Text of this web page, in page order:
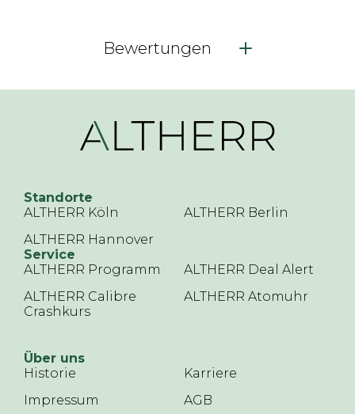
Bewertungen
Standorte
ALTHERR Köln
ALTHERR Berlin
ALTHERR Hannover
Service
ALTHERR Programm
ALTHERR Deal Alert
ALTHERR Calibre
Crashkurs
ALTHERR Atomuhr
Über uns
Historie
Karriere
Impressum
AGB